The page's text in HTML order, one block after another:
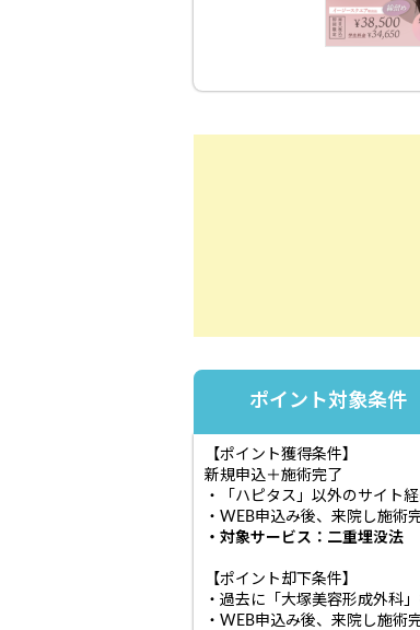
ポイント対象条件
【ポイント獲得条件】
新規申込＋施術完了
・「ハピタス」以外のサイト
・WEB申込み後、来院し施術
・対象サービス：二重埋没法
【ポイント却下条件】
・過去に「大塚美容形成外科
・WEB申込み後、来院し施術